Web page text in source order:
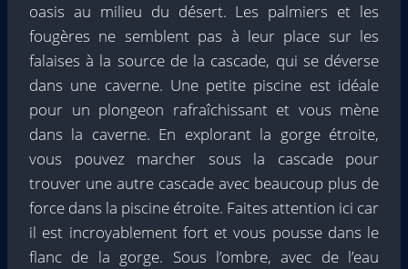
oasis au milieu du désert. Les palmiers et les
fougères ne semblent pas à leur place sur les
falaises à la source de la cascade, qui se déverse
dans une caverne. Une petite piscine est idéale
pour un plongeon rafraîchissant et vous mène
dans la caverne. En explorant la gorge étroite,
vous pouvez marcher sous la cascade pour
trouver une autre cascade avec beaucoup plus de
force dans la piscine étroite. Faites attention ici car
il est incroyablement fort et vous pousse dans le
flanc de la gorge. Sous l’ombre, avec de l’eau